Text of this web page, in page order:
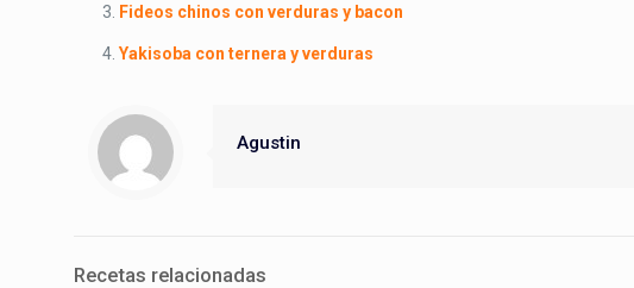
Fideos chinos con verduras y bacon
Yakisoba con ternera y verduras
Agustin
Recetas relacionadas